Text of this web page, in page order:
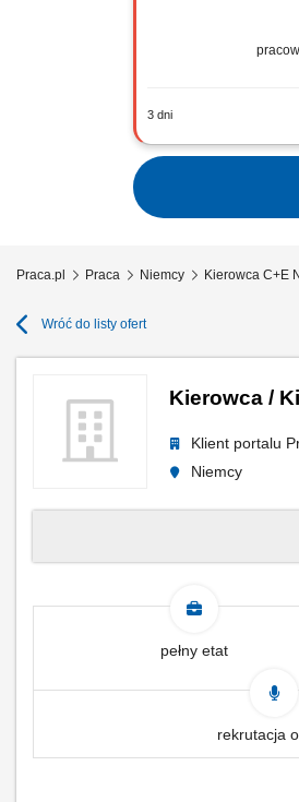
3 dni
Opis
Praca.pl Praca Niemcy Kierowca C+E
Wróć do listy ofert
Kierowca /
Klient portalu
Niemcy
pełny etat
rekrutacja